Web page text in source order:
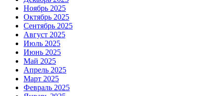
Ноябрь 2025
Октябрь 2025
Сентябрь 2025
Август 2025
Июль 2025
Июнь 2025
Май 2025
Апрель 2025
Март 2025
Февраль 2025